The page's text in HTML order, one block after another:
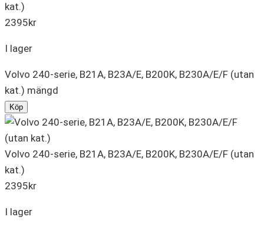
kat.)
2395kr
I lager
Volvo 240-serie, B21A, B23A/E, B200K, B230A/E/F (utan
kat.) mängd
Köp
Volvo 240-serie, B21A, B23A/E, B200K, B230A/E/F (utan
kat.)
2395kr
I lager